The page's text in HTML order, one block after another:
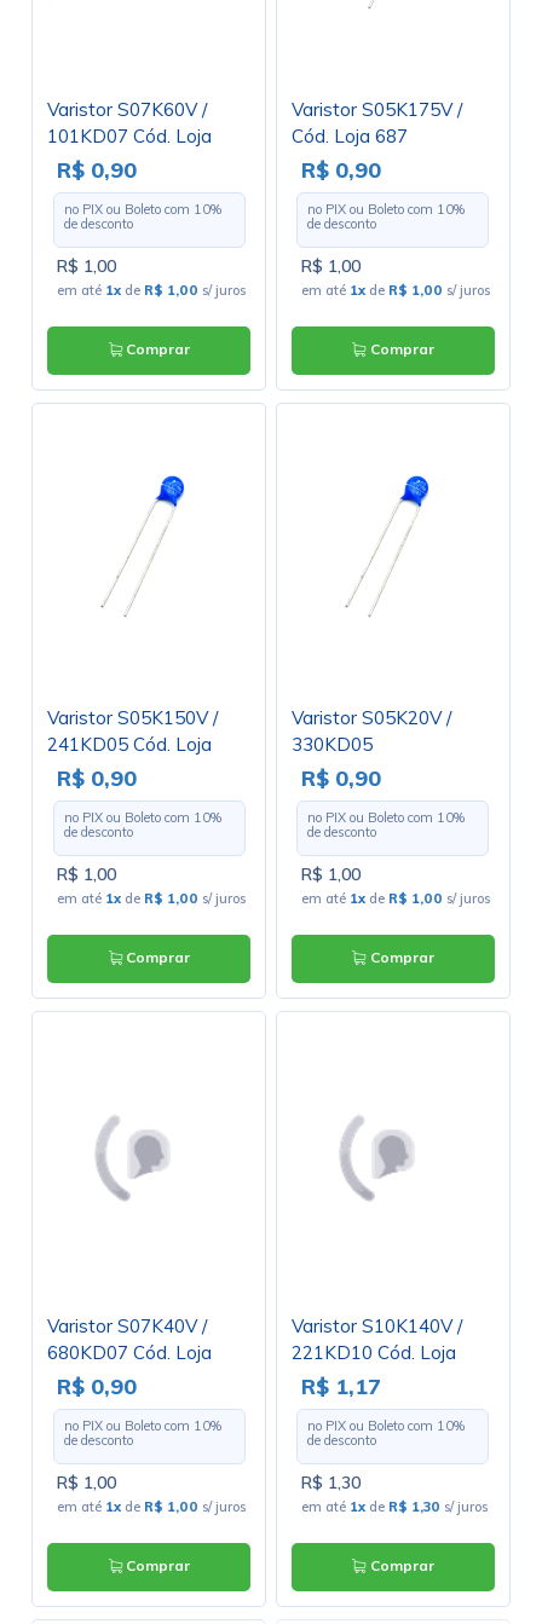
Varistor S07K60V /
101KD07 Cód. Loja
3038
R$ 0,90
no PIX ou Boleto com 10%
de desconto
R$ 1,00
em até 1x de R$ 1,00 s/ juros
Comprar
Varistor S05K175V /
Cód. Loja 687
R$ 0,90
no PIX ou Boleto com 10%
de desconto
R$ 1,00
em até 1x de R$ 1,00 s/ juros
Comprar
Varistor S05K150V /
241KD05 Cód. Loja
2826
R$ 0,90
no PIX ou Boleto com 10%
de desconto
R$ 1,00
em até 1x de R$ 1,00 s/ juros
Comprar
Varistor S05K20V /
330KD05
R$ 0,90
no PIX ou Boleto com 10%
de desconto
R$ 1,00
em até 1x de R$ 1,00 s/ juros
Comprar
Varistor S07K40V /
680KD07 Cód. Loja
3319
R$ 0,90
no PIX ou Boleto com 10%
de desconto
R$ 1,00
em até 1x de R$ 1,00 s/ juros
Comprar
Varistor S10K140V /
221KD10 Cód. Loja
3136
R$ 1,17
no PIX ou Boleto com 10%
de desconto
R$ 1,30
em até 1x de R$ 1,30 s/ juros
Comprar